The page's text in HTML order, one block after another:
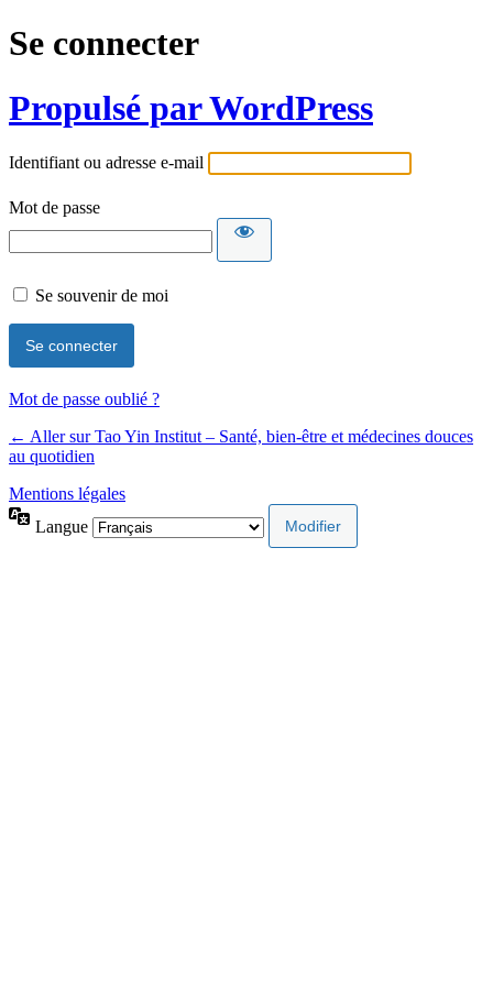
Se connecter
Propulsé par WordPress
Identifiant ou adresse e-mail
Mot de passe
Se souvenir de moi
Mot de passe oublié ?
← Aller sur Tao Yin Institut – Santé, bien-être et médecines douces
au quotidien
Mentions légales
Langue